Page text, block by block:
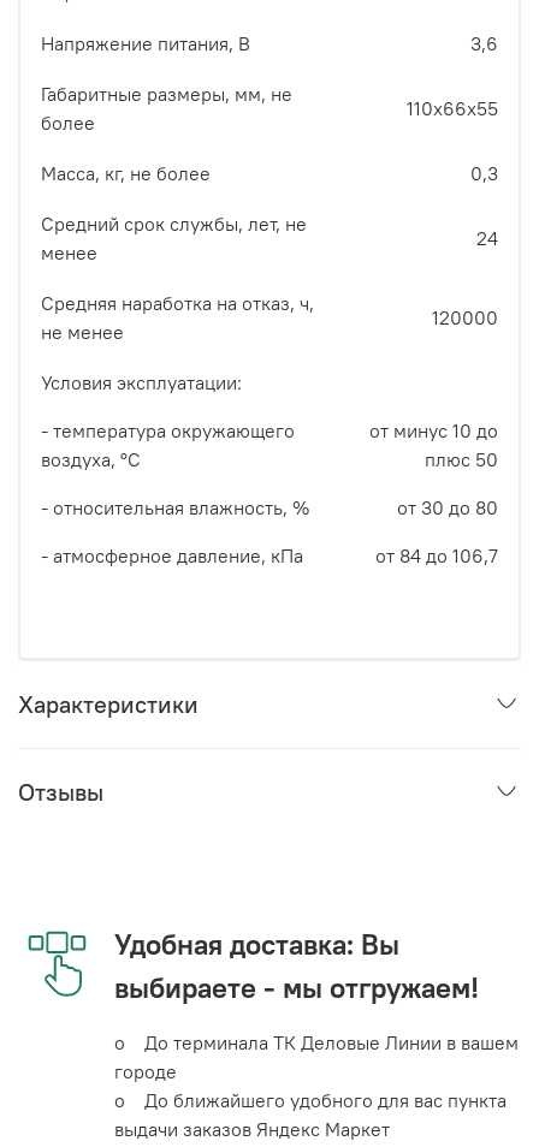
Напряжение питания, В 3,6
Габаритные размеры, мм, не
более
110х66х55
Масса, кг, не более 0,3
Средний срок службы, лет, не
менее
24
Средняя наработка на отказ, ч,
не менее
120000
Условия эксплуатации:
- температура окружающего
воздуха, °С
- относительная влажность, %
- атмосферное давление, кПа
от минус 10 до
плюс 50
от 30 до 80
от 84 до 106,7
Характеристики
Отзывы
Удобная доставка: Вы
выбираете - мы отгружаем!
o До терминала ТК Деловые Линии в вашем
городе
o До ближайшего удобного для вас пункта
выдачи заказов Яндекс Маркет